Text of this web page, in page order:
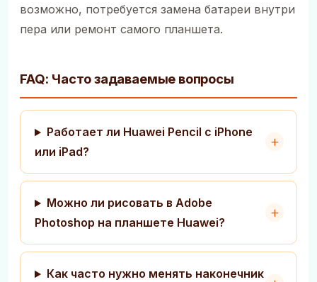
возможно, потребуется замена батареи внутри
пера или ремонт самого планшета.
FAQ: Часто задаваемые вопросы
Работает ли Huawei Pencil с iPhone
или iPad?
Можно ли рисовать в Adobe
Photoshop на планшете Huawei?
Как часто нужно менять наконечник